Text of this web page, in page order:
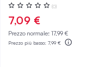
Valutazione:
0%
(0)
7,09 €
Prezzo normale: 17,99 €
Prezzo più basso: 7,99 €